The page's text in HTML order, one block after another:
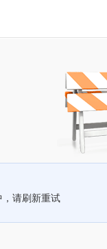
，请刷新重试